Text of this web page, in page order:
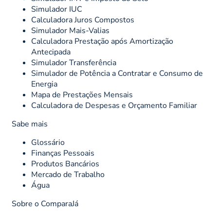
Simulador IUC
Calculadora Juros Compostos
Simulador Mais-Valias
Calculadora Prestação após Amortização
Antecipada
Simulador Transferência
Simulador de Potência a Contratar e Consumo de
Energia
Mapa de Prestações Mensais
Calculadora de Despesas e Orçamento Familiar
Sabe mais
Glossário
Finanças Pessoais
Produtos Bancários
Mercado de Trabalho
Água
Sobre o ComparaJá